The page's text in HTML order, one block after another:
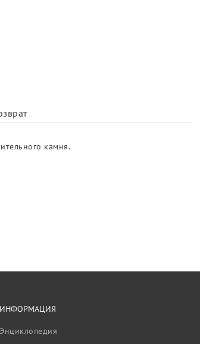
камня.
ИНФОРМАЦИЯ
Энциклопедия